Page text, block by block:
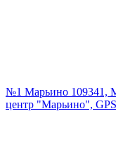
№1 Марьино 109341,
центр "Марьино",